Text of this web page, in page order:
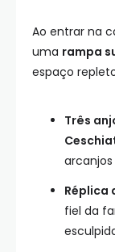
Ao entrar na
uma rampa
espaço
Três
arcanjos
Réplica
fiel da